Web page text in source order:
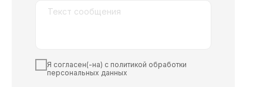
Я согласен(-на) с политикой обработки
персональных данных